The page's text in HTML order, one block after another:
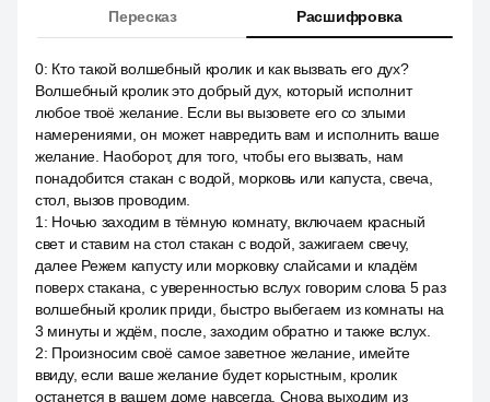
Пересказ Расшифровка
0: Кто такой волшебный кролик и как вызвать его дух?
Волшебный кролик это добрый дух, который исполнит
любое твоё желание. Если вы вызовете его со злыми
намерениями, он может навредить вам и исполнить ваше
желание. Наоборот, для того, чтобы его вызвать, нам
понадобится стакан с водой, морковь или капуста, свеча,
стол, вызов проводим.
1 : Ночью заходим в тёмную комнату, включаем красный
свет и ставим на стол стакан с водой, зажигаем свечу,
далее Режем капусту или морковку слайсами и кладём
поверх стакана, с уверенностью вслух говорим слова 5 раз
волшебный кролик приди, быстро выбегаем из комнаты на
3 минуты и ждём, после, заходим обратно и также вслух.
2: Произносим своё самое заветное желание, имейте
ввиду, если ваше желание будет корыстным, кролик
останется в вашем доме навсегда. Снова выходим из